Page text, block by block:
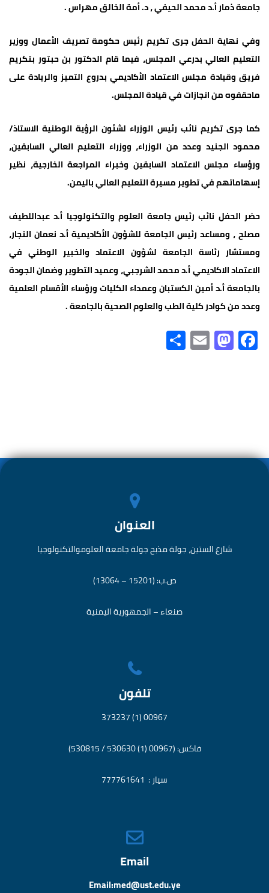
جامعة ذمار أ.د محمد الحيفي ، د. أمة الخالق مهراس .
وفي نهاية الحفل جرى تكريم رئيس حكومة تصريف الأعمال ووزير
التعليم العالي بدرعي المجلس، فيما قام الدكتور بن حبتور بتكريم
فريق وقيادة مجلس الاعتماد الأكاديمي بدروع التميز والريادة على
ماحققوه من انجازات في قيادة المجلس.
كما جرى تكريم نائب رئيس الوزراء لشئون الرؤية الوطنية الاستاذ/
محمود الجنيد وعدد من الوزراء، ووزراء التعليم العالي السابقين،
ورؤساء مجلس الاعتماد السابقين وخبراء المراجعة الخارجية، نظير
إسهاماتهم في تطوير مسيرة التعليم العالي باليمن.
حضر الحفل نائب رئيس جامعة العلوم والتكنولوجيا أ.د عبداللطيف
مصلح ، ومساعد رئيس الجامعة للشؤون الأكاديمية أ.د نعمان النجار،
ومستشار رئاسة الجامعة لشؤون الاعتماد والخبير الوطني في
الاعتماد الاكاديمي أ.د محمد الشرجبي، وعميد التطوير وضمان الجودة
بالجامعة أ.د أمين الكستبان وعمداء الكليات ورؤساء الأقسام العلمية
وعدد من كوادر كلية الطب والعلوم الصحية بالجامعة .
Fa
ce
M
as
E
m
العنوان
شارع الستين، جولة مذبح جولة جامعة العلوموالتكنولوجيا
ص.ب: (15201 – 13064)
صنعاء – الجمهورية اليمنية
تلفون
00967 (1) 373237
فاكس: (00967 (1) 530630 / 530815)
سيار : 777761641
Email
Email:med@ust.edu.ye